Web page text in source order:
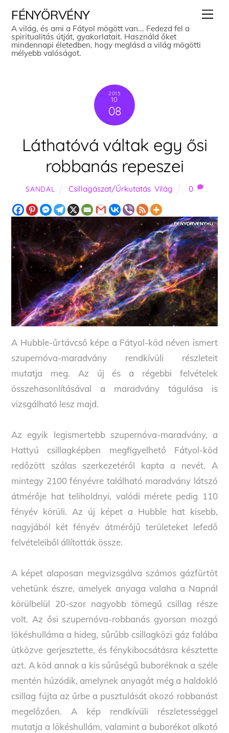
content
FÉNYÖRVÉNY
A világ, és ami a Fátyol mögött van... Fedezd fel a
spiritualitás útját, gyakorlatait. Használd őket
mindennapi életedben, hogy meglásd a világ mögötti
mélyebb valóságot.
2015
10
08
Láthatóvá váltak egy ősi
robbanás repeszei
SANDAL Csillagászat/Űrkutatás, Világ 0
A Hubble-űrtávcső képe a Fátyol-köd néven ismert
szupernóva-maradvány rendkívüli részleteit
mutatja meg. Az új és a régebbi felvételek
összehasonlításával a maradvány tágulása is
vizsgálható lesz majd.
Az egyik legismertebb szupernóva-maradvány, a
Hattyú csillagképben megfigyelhető Fátyol-köd
redőzött szálas szerkezetéről kapta a nevét. A
mintegy 2100 fényévre található maradvány látszó
átmérője hat teliholdnyi, valódi mérete pedig 110
fényév körüli. Az új képet a Hubble hat kisebb,
nagyjából két fényév átmérőjű területeket lefedő
felvételeiből állították össze.
A képet alaposan megvizsgálva számos gázfürtöt
vehetünk észre, amelyek anyaga valaha a Napnál
körülbelül 20-szor nagyobb tömegű csillag része
volt. Az ősi szupernóva-robbanás gyorsan mozgó
lökéshulláma a hideg, sűrűbb csillagközi gáz falába
ütközve gerjesztette, és fénykibocsátásra késztette
azt. A köd annak a kis sűrűségű buboréknak a széle
mentén húzódik, amelynek anyagát még a haldokló
csillag fújta az űrbe a pusztulását okozó robbanást
megelőzően. A kép rendkívüli részletességgel
mutatja a lökéshullám, valamint a buborékot alkotó